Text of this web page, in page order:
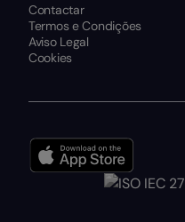
Contactar
Termos e Condições
Aviso Legal
Cookies